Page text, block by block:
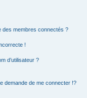
des membres connectés ?
!
d’utilisateur ?
demande de me connecter !?